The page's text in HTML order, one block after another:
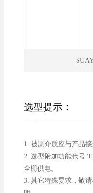
选型提示：
1. 被测介质应与产品
2. 选型附加功能代号
全栅供电。
3. 其它特殊要求，敬